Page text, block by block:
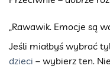
„Rawawik. Emocje są
Jeśli miałbyś wybrać
dzieci – wybierz ten.